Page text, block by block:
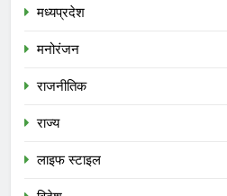
मध्‍यप्रदेश
मनोरंजन
राजनीतिक
राज्य
लाइफ स्टाइल